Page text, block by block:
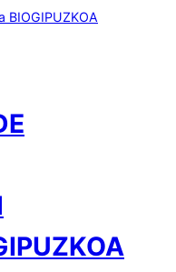
BIOGIPUZKOA